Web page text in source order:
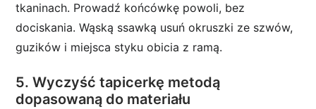
tkaninach. Prowadź końcówkę powoli, bez
dociskania. Wąską ssawką usuń okruszki ze szwów,
guzików i miejsca styku obicia z ramą.
5. Wyczyść tapicerkę metodą
dopasowaną do materiału